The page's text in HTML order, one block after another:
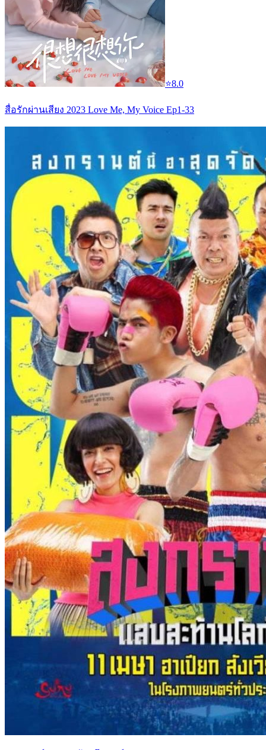
⭐8.0
สื่อรักผ่านเสียง 2023 Love Me, My Voice Ep1-33